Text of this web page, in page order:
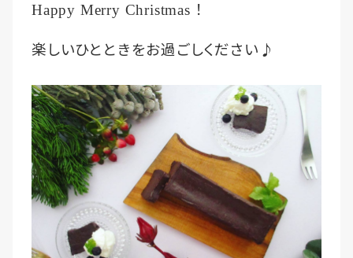
Happy Merry Christmas ！
楽しいひとときをお過ごしください♪